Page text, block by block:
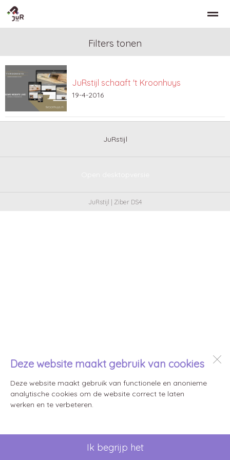
Home Zoeken Nieuws Bellen
Deze website maakt gebruik van cookies
Deze website maakt gebruik van functionele en anonieme
analytische cookies om de website correct te laten
werken en te verbeteren.
Ik begrijp het
Filters tonen
JuRstijl schaaft 't Kroonhuys
19-4-2016
JuRstijl
JuRstijl | Ziber DS4